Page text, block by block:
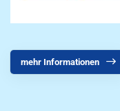
mehr Informationen